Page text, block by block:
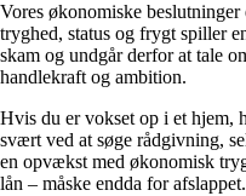
Vores økonomiske
tryghed, status og frygt spiller
skam og undgår derfor at tale
handlekraft og ambition.
Hvis du er vokset op i et hjem,
svært ved at søge rådgivning,
en opvækst med økonomisk
lån – måske endda for afslappet.